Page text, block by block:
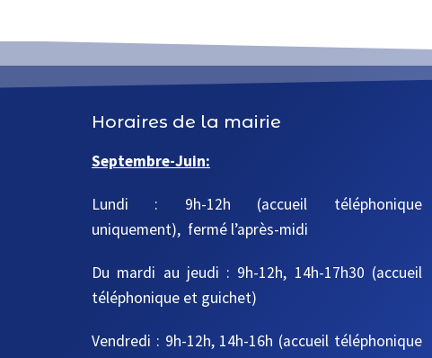
Horaires de la mairie
Septembre-Juin:
Lundi : 9h-12h (accueil téléphonique
uniquement), fermé l’après-midi
Du mardi au jeudi : 9h-12h, 14h-17h30 (accueil
téléphonique et guichet)
Vendredi : 9h-12h, 14h-16h (accueil téléphonique